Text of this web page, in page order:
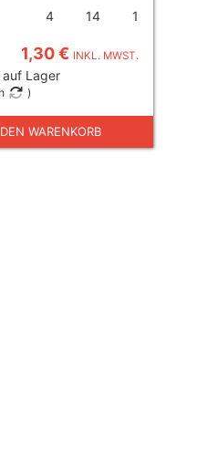
4 14 1
1,30 € INKL. MWST.
Lager
)
WARENKORB